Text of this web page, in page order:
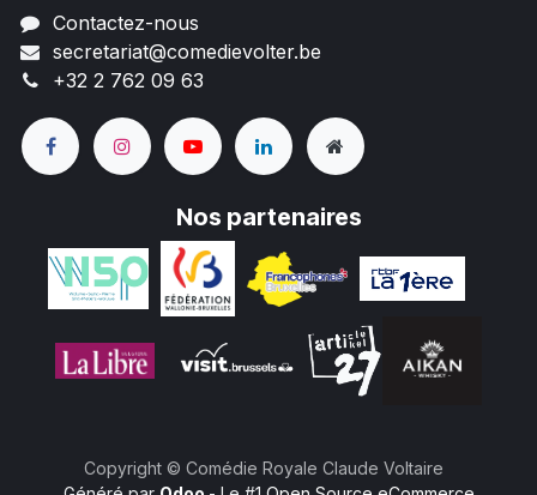
Contactez-nous
secretariat@comedievolter.be
+32 2 762 09 63
Nos partenaires
Copyright © Comédie Royale Claude Voltaire